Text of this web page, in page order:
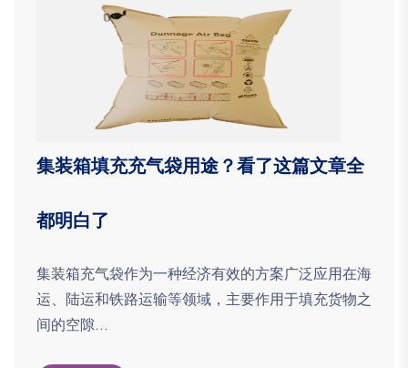
集装箱填充充气袋用途？看了这篇文章全
都明白了
集装箱充气袋作为一种经济有效的方案广泛应用在海
运、陆运和铁路运输等领域，主要作用于填充货物之
间的空隙...